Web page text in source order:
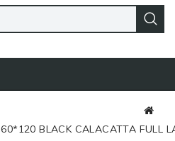
BLACK CALACATTA FULL